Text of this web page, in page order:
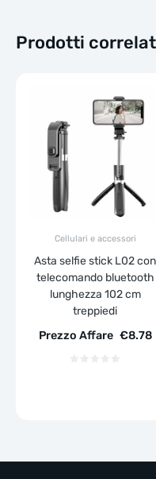
Prodotti
Cellulari e accessori
Asta selfie stick L02 con
telecomando bluetooth
lunghezza 102 cm
treppiedi
€8.78
Prezzo Affare